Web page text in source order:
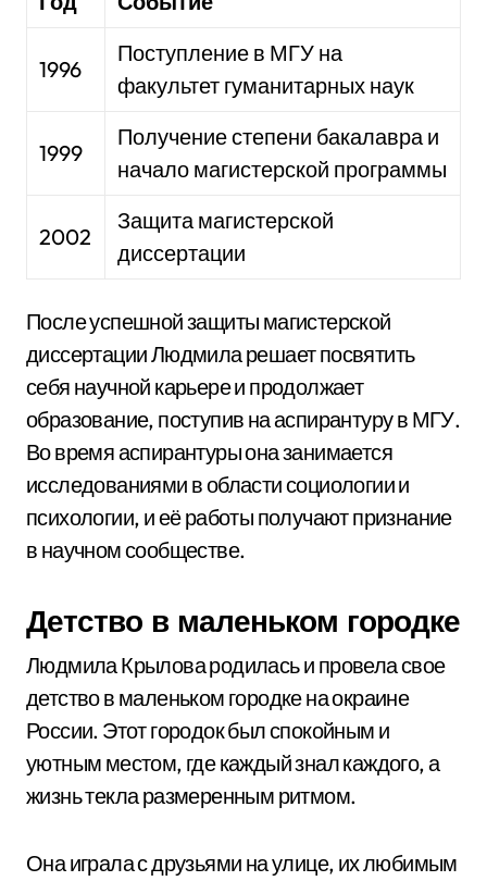
1996
Поступление в МГУ на
факультет гуманитарных наук
1999
Получение степени бакалавра и
начало магистерской программы
2002
Защита магистерской
диссертации
После успешной защиты магистерской
диссертации Людмила решает посвятить
себя научной карьере и продолжает
образование, поступив на аспирантуру в МГУ.
Во время аспирантуры она занимается
исследованиями в области социологии и
психологии, и её работы получают признание
в научном сообществе.
Детство в маленьком городке
Людмила Крылова родилась и провела свое
детство в маленьком городке на окраине
России. Этот городок был спокойным и
уютным местом, где каждый знал каждого, а
жизнь текла размеренным ритмом.
Она играла с друзьями на улице, их любимым